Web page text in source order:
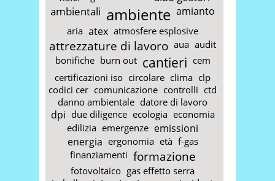
ambientali ambiente amianto
aria atex atmosfere esplosive
attrezzature di lavoro aua audit
bonifiche burn out cantieri cem
certificazioni iso circolare clima clp
codici cer comunicazione controlli ctd
danno ambientale datore di lavoro
dpi due diligence ecologia economia
edilizia emergenze emissioni
energia ergonomia età f-gas
finanziamenti formazione
fotovoltaico gas effetto serra